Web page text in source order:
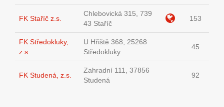
FK Staříč z.s.
Chlebovická 315, 739
43 Staříč
153
FK Středokluky,
z.s.
U Hřiště 368, 25268
Středokluky
45
FK Studená, z.s.
Zahradní 111, 37856
Studená
92